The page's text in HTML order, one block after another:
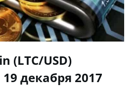
(LTC/USD)
декабря 2017